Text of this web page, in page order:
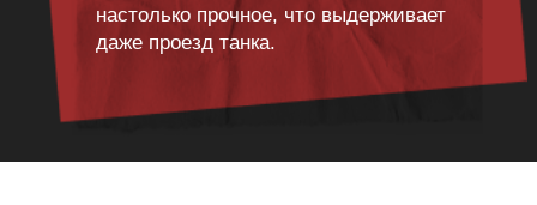
настолько прочное, что выдерживает
даже проезд танка.